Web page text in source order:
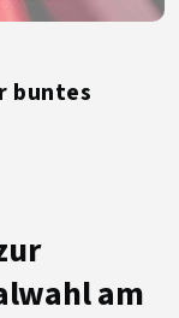
buntes
am